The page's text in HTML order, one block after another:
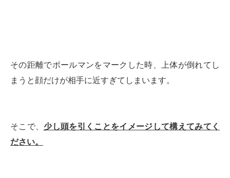
その距離でボールマンをマークした時、上体が倒れてし
まうと顔だけが相手に近すぎてしまいます。
そこで、 少し頭を引くことをイメージして構えてみてく
ださい。